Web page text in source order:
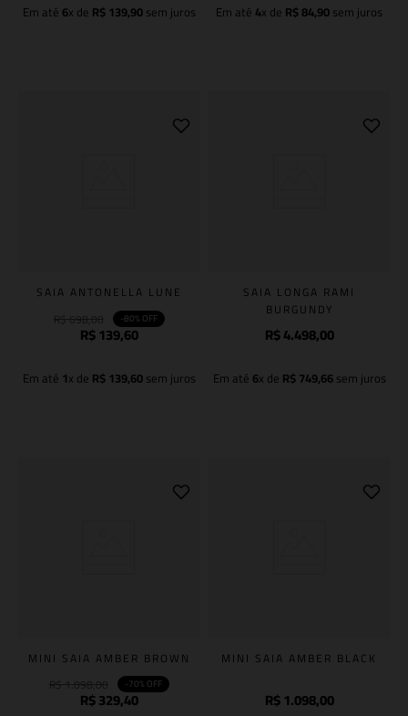
Em até 6x de R$139,90sem juros Em até 4x de R$84,90sem juros
SAIA ANTONELLA LUNE
-80% OFF
R$139,60
Em até 1x de R$139,60sem juros
SAIA LONGA RAMI
BURGUNDY
R$4.498,00
Em até 6x de R$749,66sem juros
MINI SAIA AMBER BROWN
-70% OFF
R$329,40
MINI SAIA AMBER BLACK
R$1.098,00